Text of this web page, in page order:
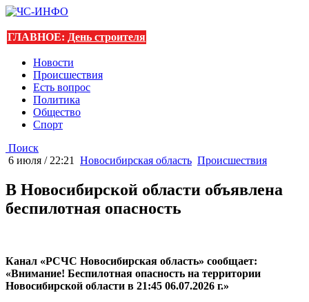
ГЛАВНОЕ: День строителя
Новости
Происшествия
Есть вопрос
Политика
Общество
Спорт
Поиск
6 июля / 22:21
Новосибирская область Происшествия
В Новосибирской области объявлена
беспилотная опасность
Канал «РСЧС Новосибирская область» сообщает:
«Внимание! Беспилотная опасность на территории
Новосибирской области в 21:45 06.07.2026 г.»